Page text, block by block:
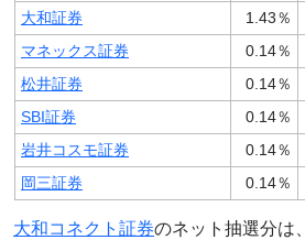
大和証券 1.43％
マネックス証券
0.14％
松井証券
0.14％
SBI証券
0.14％
岩井コスモ証券
0.14％
岡三証券
0.14％
大和コネクト証券のネット抽選分は、